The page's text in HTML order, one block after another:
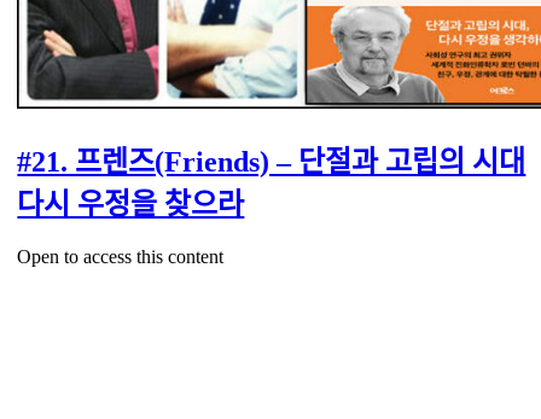
#21. 프렌즈(Friends) – 단절과 고립의 시대
다시 우정을 찾으라
Open to access this content